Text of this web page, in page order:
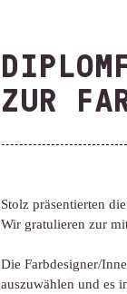
ZUR
Stolz präsentierten
Wir gratulieren zur
Die Farbdesigner/
auszuwählen und es